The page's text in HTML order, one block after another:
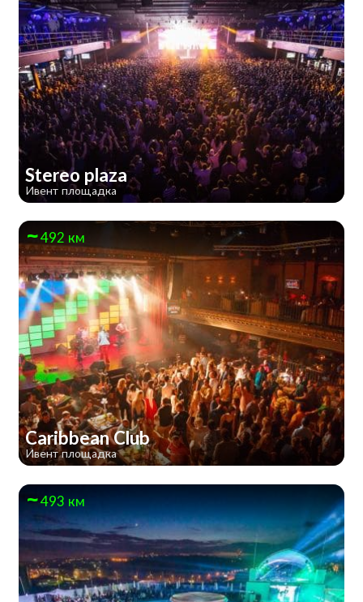
Stereo plaza
Ивент площадка
492 км
Caribbean Club
Ивент площадка
493 км